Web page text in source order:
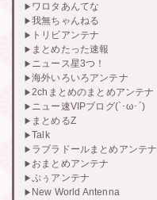
ワロタあんてな
我無ちゃんねる
トリビアンテナ
まとめたった速報
ニュース星3つ！
海外いろいろアンテナ
2chまとめのまとめアンテナ
ニュー速VIPブログ(`･ω･´)
まとめるZ
Talk
ラブラドールまとめアンテナ
おまとめアンテナ
ぷぅアンテナ
New World Antenna